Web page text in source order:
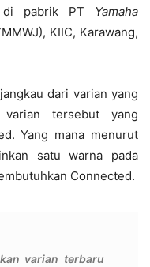
di pabrik PT Yamaha
KIIC, Karawang,
dari varian yang
tersebut yang
Yang mana menurut
satu warna pada
Connected.
varian terbaru